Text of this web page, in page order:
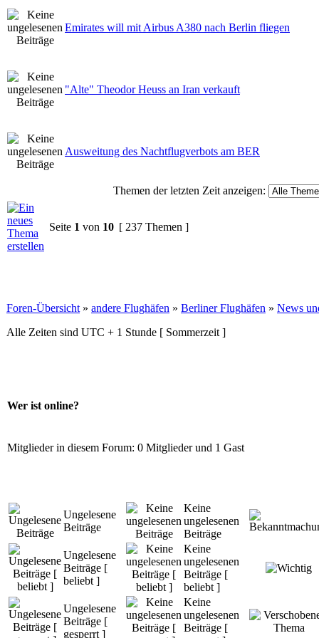
Emirates will mit Airbus A380 nach Berlin fliegen
"Alte" Theodor Heuss an Iran verkauft
Ausweitung des Nachtflugverbots am BER
Themen der letzten Zeit anzeigen:
Seite 1 von 10 [ 237 Themen ]
Foren-Übersicht » andere Flughäfen » Berliner Flughäfen » News
Alle Zeiten sind UTC + 1 Stunde [ Sommerzeit ]
Wer ist online?
Mitglieder in diesem Forum: 0 Mitglieder und 1 Gast
Ungelesene
Beiträge
Keine
ungelesenen
Beiträge
Ungelesene
Beiträge [
beliebt ]
Keine
ungelesenen
Beiträge [
beliebt ]
Ungelesene
Beiträge [
gesperrt ]
Keine
ungelesenen
Beiträge [